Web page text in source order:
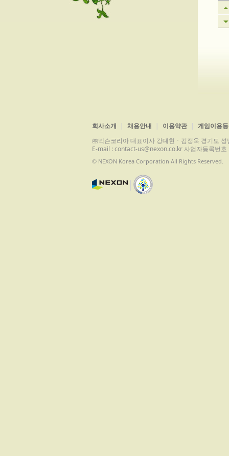
회사소개 채용안내 이용약관
게임이용
㈜넥슨코리아 대표이사 강대현ㆍ김정욱 경기도
E-mail : contact-us@nexon.co.kr 사업자등록번
© NEXON Korea Corporation All Rights Reserved.
|